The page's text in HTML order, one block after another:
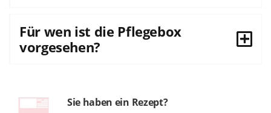
Für wen ist die Pflegebox
vorgesehen?
Sie haben ein Rezept?